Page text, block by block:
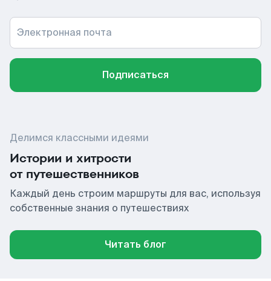
Электронная почта
Подписаться
Делимся классными идеями
Истории и хитрости
от путешественников
Каждый день строим маршруты для вас, используя
собственные знания о путешествиях
Читать блог